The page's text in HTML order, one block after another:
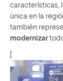
características,
única en la
también
modernizar